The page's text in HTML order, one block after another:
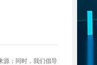
源；同时，我们倡导